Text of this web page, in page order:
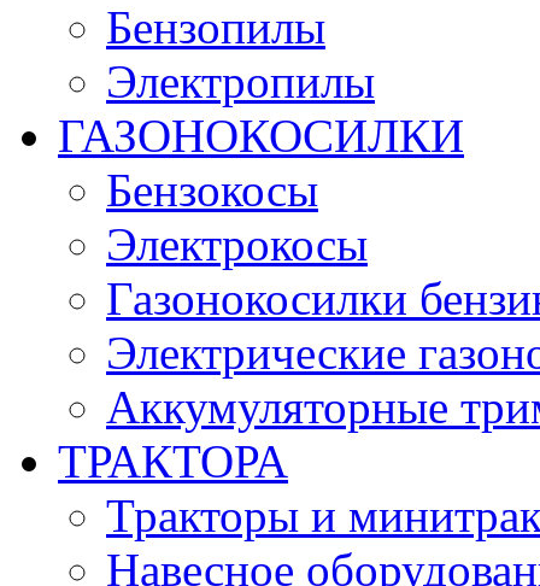
Бензопилы
Электропилы
ГАЗОНОКОСИЛКИ
Бензокосы
Электрокосы
Газонокосилки
Электрические
Аккумуляторные
ТРАКТОРА
Тракторы и
Навесное